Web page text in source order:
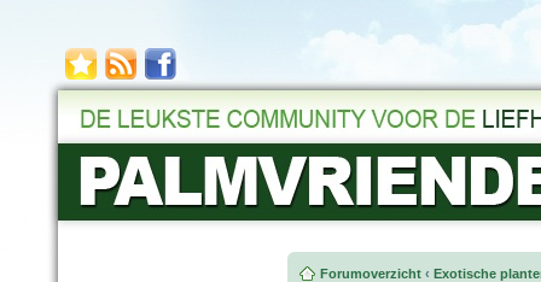
Forumoverzicht ‹ Exotische